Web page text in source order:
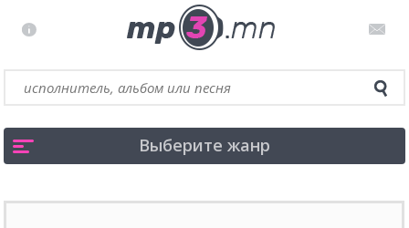
Выберите жанр